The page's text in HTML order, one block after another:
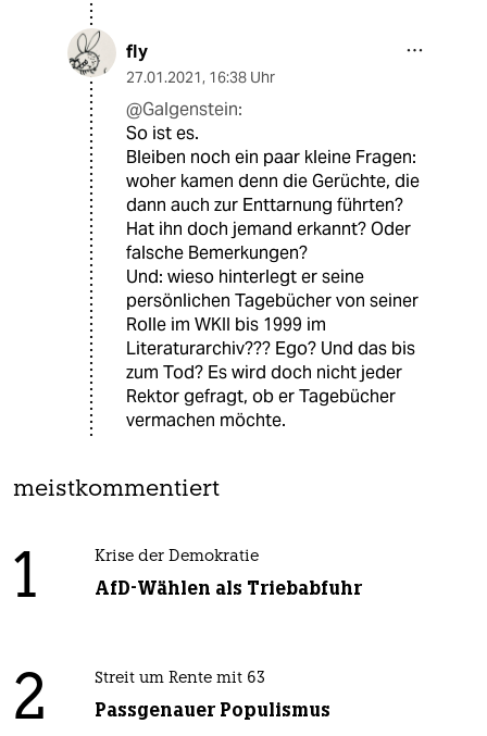
fly
27.01.2021, 16:38 Uhr
@Galgenstein:
So ist es.
Bleiben noch ein paar kleine Fragen:
woher kamen denn die Gerüchte, die
dann auch zur Enttarnung führten?
Hat ihn doch jemand erkannt? Oder
falsche Bemerkungen?
Und: wieso hinterlegt er seine
persönlichen Tagebücher von seiner
Rolle im WKII bis 1999 im
Literaturarchiv??? Ego? Und das bis
zum Tod? Es wird doch nicht jeder
Rektor gefragt, ob er Tagebücher
vermachen möchte.
meistkommentiert
1 Krise der Demokratie
AfD-Wählen als Triebabfuhr
2 Streit um Rente mit 63
Passgenauer Populismus